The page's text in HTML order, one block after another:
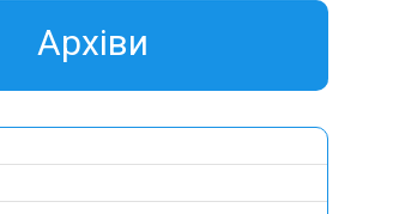
Aрхіви